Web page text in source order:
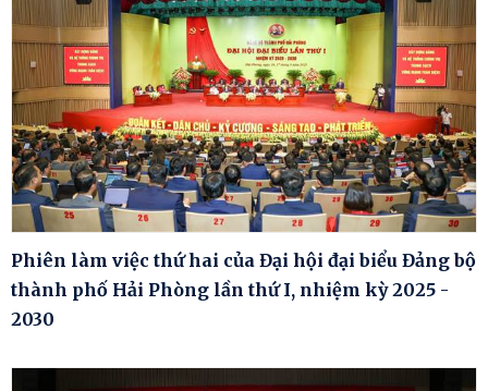
Phiên làm việc thứ hai của Đại hội đại biểu Đảng bộ
thành phố Hải Phòng lần thứ I, nhiệm kỳ 2025 -
2030